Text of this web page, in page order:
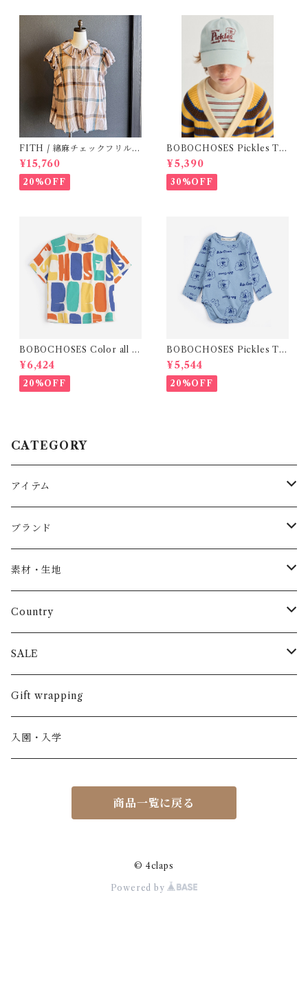
FITH / 綿麻チェックフリルブ
ラウス(Be) / Size 1・2
¥15,760
20%OFF
BOBOCHOSES Pickles Th
e dog denim cap / 52,54
¥5,390
30%OFF
BOBOCHOSES Color all o
ver T-shirt / 2-6y
¥6,424
20%OFF
BOBOCHOSES Pickles Th
e Dog all over body /9-12
m
¥5,544
20%OFF
CATEGORY
アイテム
Baby
トップス
長袖
半袖
パンツ
長ズボン
半ズボン
スカート
ワンピース
カーディガン / 羽織もの
ブランド
AS WE GROW
ARCH&LINE
BABE & TESS
BOBOCHOSES
BONHEUR DU JOUR
素材・生地
コットン 100%
リネン( 麻 )
ウール
アルパカ
Country
France / フランス
Italy / イタリア
NY / ニューヨーク
Spain / スペイン
SALE
男の子
女の子
くつ・帽子・Bag
Gift wrapping
入園・入学
商品一覧に戻る
© 4claps
Powered by